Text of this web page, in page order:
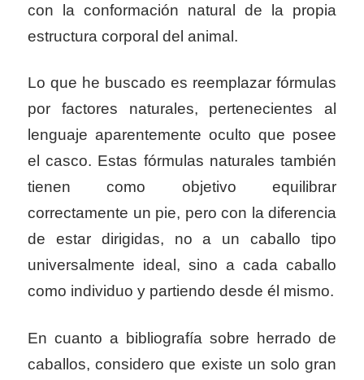
con la conformación natural de la propia
estructura corporal del animal.
Lo que he buscado es reemplazar fórmulas
por factores naturales, pertenecientes al
lenguaje aparentemente oculto que posee
el casco. Estas fórmulas naturales también
tienen como objetivo equilibrar
correctamente un pie, pero con la diferencia
de estar dirigidas, no a un caballo tipo
universalmente ideal, sino a cada caballo
como individuo y partiendo desde él mismo.
En cuanto a bibliografía sobre herrado de
caballos, considero que existe un solo gran